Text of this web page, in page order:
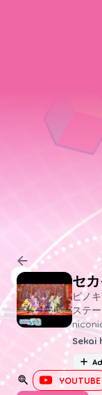
セ
ピノ
ステ
YOUTUBE